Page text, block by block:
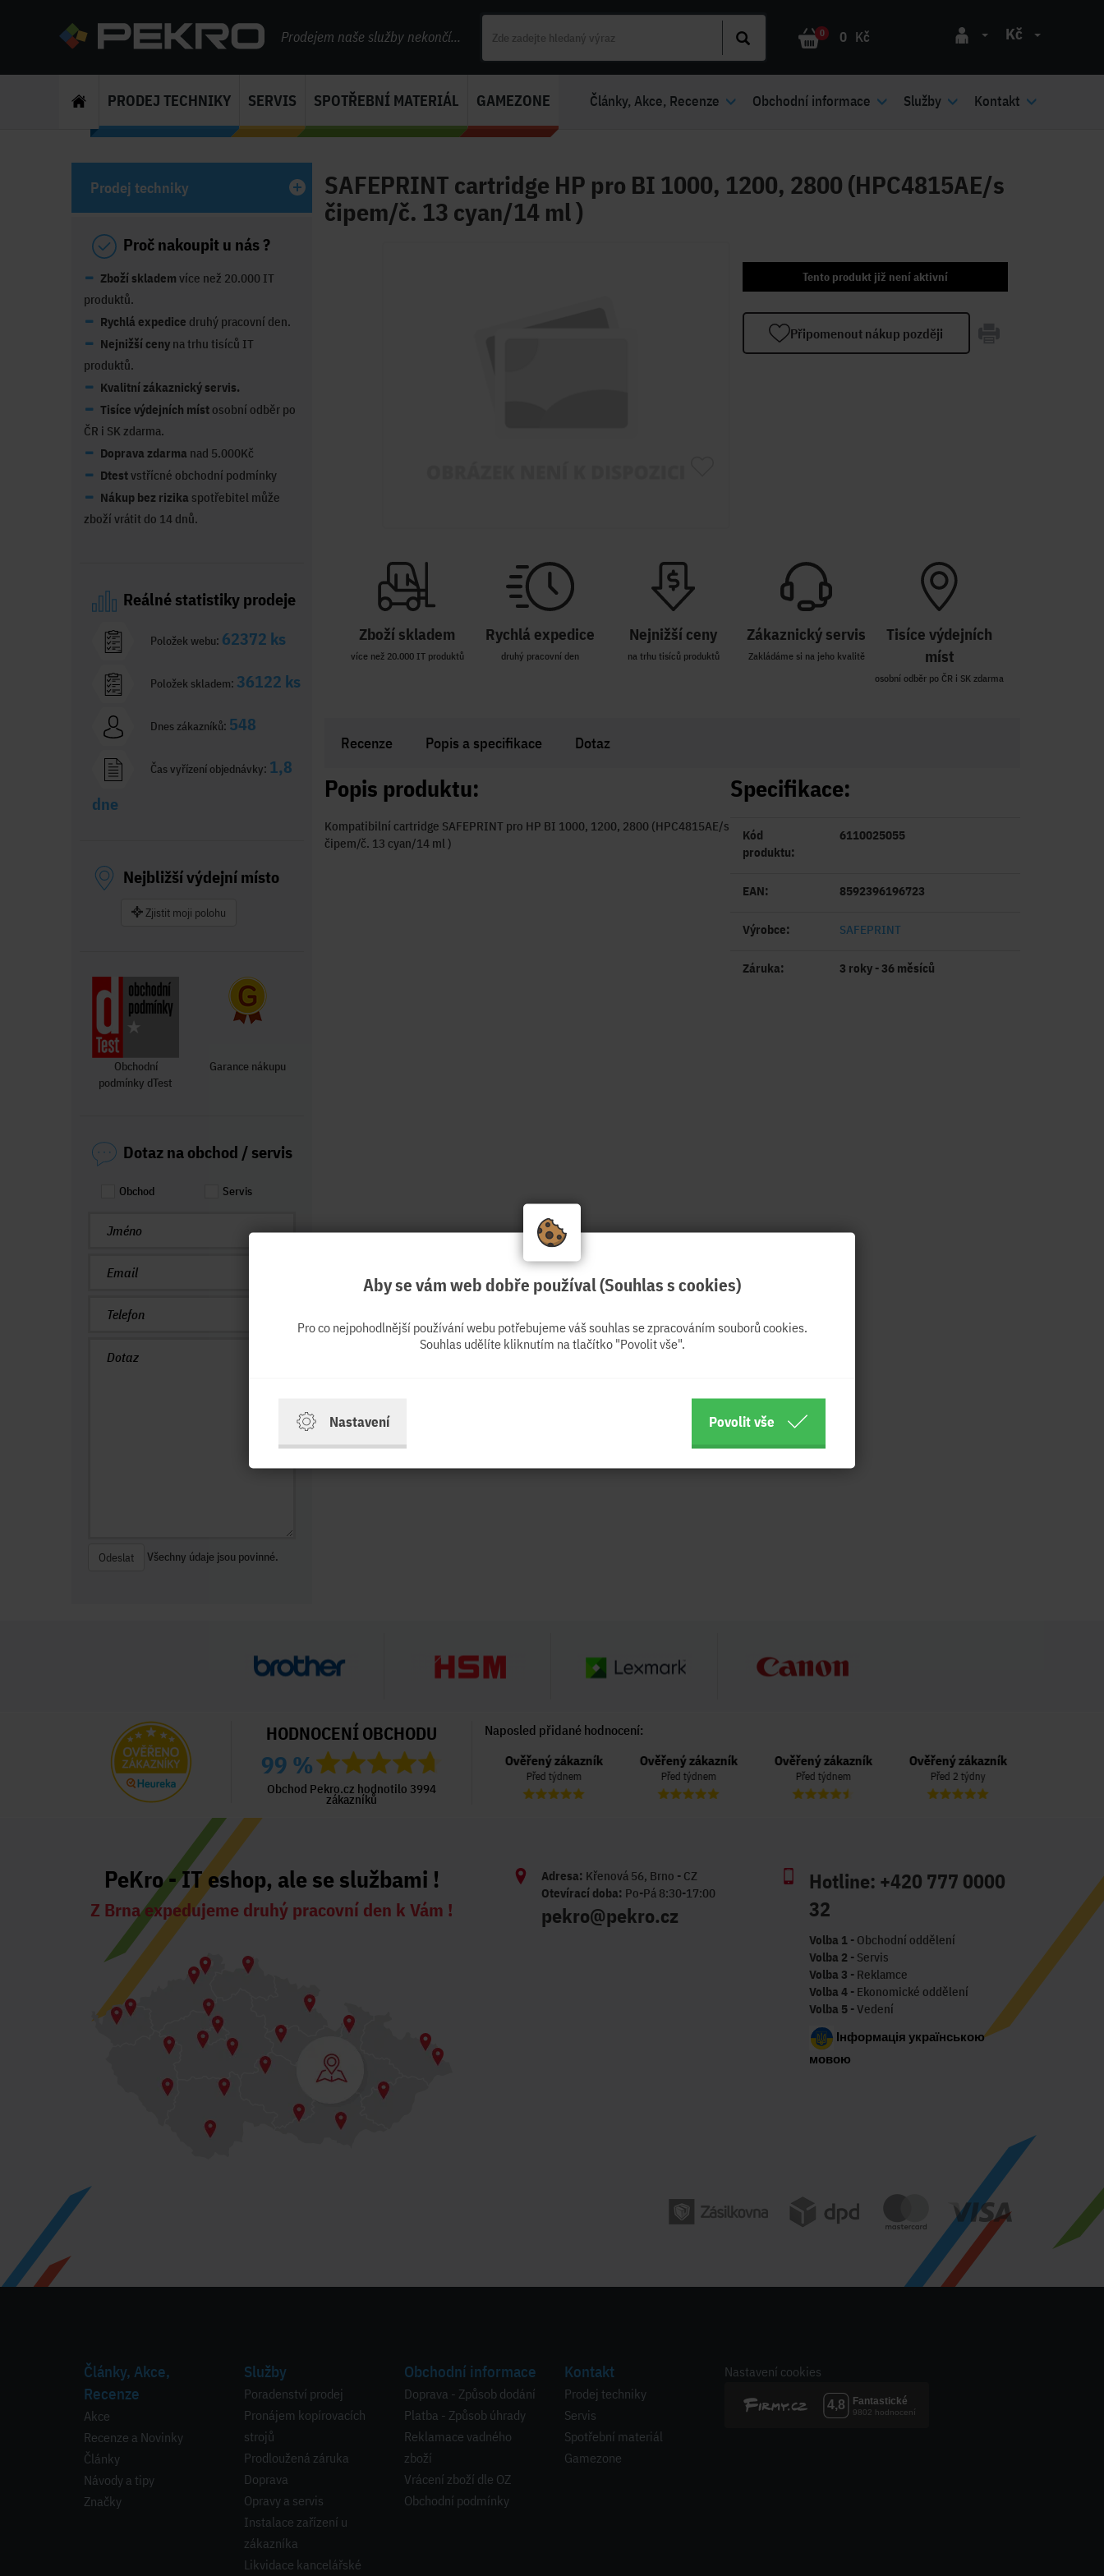
Prodejem naše služby nekončí... 0 0 Kč Kč
PRODEJ TECHNIKY SERVIS SPOTŘEBNÍ MATERIÁL GAMEZONE Články, Akce, Recenze Obchodní informace Služby Kontakt
SAFEPRINT cartridge HP pro BI 1000, 1200, 2800 (HPC4815AE/s
čipem/č. 13 cyan/14 ml )
Tento produkt již není aktivní
Připomenout nákup později
Zboží skladem
více než 20.000 IT produktů
Rychlá expedice
druhý pracovní den
Nejnižší ceny
na trhu tisíců produktů
Zákaznický servis
Zakládáme si na jeho kvalitě
Tisíce výdejních
míst
osobní odběr po ČR i SK zdarma
Recenze Popis a specifikace Dotaz
Popis produktu:
Kompatibilní cartridge SAFEPRINT pro HP BI 1000, 1200, 2800 (HPC4815AE/s
čipem/č. 13 cyan/14 ml )
Specifikace:
Kód
produktu:
6110025055
EAN: 8592396196723
Výrobce: SAFEPRINT
Záruka: 3 roky - 36 měsíců
Prodej techniky
Proč nakoupit u nás ?
Zboží skladem více než 20.000 IT
produktů.
Rychlá expedice druhý pracovní den.
Nejnižší ceny na trhu tisíců IT
produktů.
Kvalitní zákaznický servis.
Tisíce výdejních míst osobní odběr po
ČR i SK zdarma.
Doprava zdarma nad 5.000Kč
Dtestvstřícné obchodní podmínky
Nákup bez rizika spotřebitel může
zboží vrátit do 14 dnů.
Reálné statistiky prodeje
Položek webu: 62372 ks
Položek skladem: 36122 ks
Dnes zákazníků: 548
Čas vyřízení objednávky: 1,8
dne
Nejbližší výdejní místo
Zjistit moji polohu
Obchodní
podmínky dTest
Garance nákupu
Dotaz na obchod / servis
Obchod Servis
Odeslat Všechny údaje jsou povinné.
HODNOCENÍ OBCHODU
99 %
Obchod Pekro.cz hodnotilo 3994
zákazníků
Naposled přidané hodnocení:
Ověřený zákazník
Před 2 dny
Ověřený zákazník
Před 6 dny
Ověřený zákazník
Před 6 dny
Ověřený zákazník
Před týdnem
Ověřený zákazník
Před týdnem
Ověřený zákazník
Před týdnem
Ověřený zákazník
Před 2 týdny
PeKro - IT eshop, ale se službami !
Z Brna expedujeme druhý pracovní den k Vám !
Adresa: Křenová 56, Brno - CZ
Otevírací doba: Po-Pá 8:30-17:00
pekro@pekro.cz
Hotline: +420 777 0000
32
Volba 1 - Obchodní oddělení
Volba 2 - Servis
Volba 3 - Reklamce
Volba 4 - Ekonomické oddělení
Volba 5 - Vedení
Інформація українською
мовою
Články, Akce,
Recenze
Akce
Recenze a Novinky
Články
Návody a tipy
Značky
Služby
Poradenství prodej
Pronájem kopírovacích
strojů
Prodloužená záruka
Doprava
Opravy a servis
Instalace zařízení u
zákazníka
Likvidace kancelářské
Obchodní informace
Doprava - Způsob dodání
Platba - Způsob úhrady
Reklamace vadného
zboží
Vrácení zboží dle OZ
Obchodní podmínky
Kontakt
Prodej techniky
Servis
Spotřební materiál
Gamezone
Nastavení cookies
Aby se vám web dobře používal (Souhlas s cookies)
Pro co nejpohodlnější používání webu potřebujeme váš souhlas se zpracováním souborů cookies.
Souhlas udělíte kliknutím na tlačítko "Povolit vše".
Nastavení Povolit vše